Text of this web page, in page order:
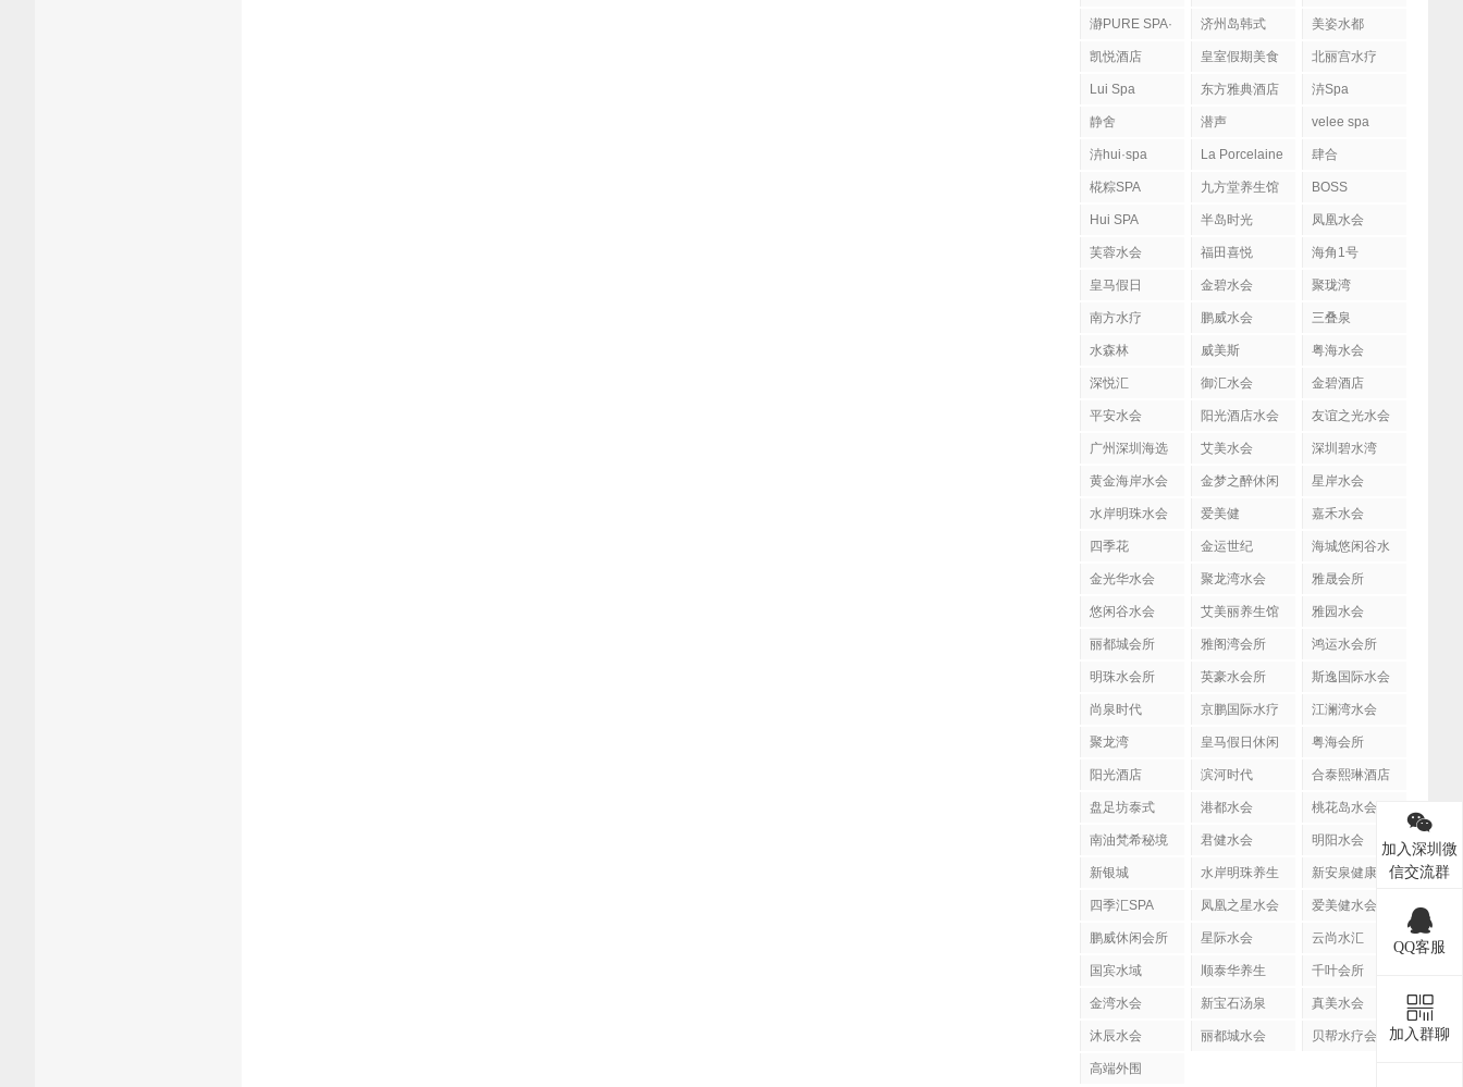
瀞PURE SPA·
济州岛韩式
美姿水都
凯悦酒店
皇室假期美食
北丽宫水疗
Lui Spa
东方雅典酒店
泋Spa
静舍 潜声 velee spa
泋hui·spa
La Porcelaine
肆合
椛粽SPA 九方堂养生馆
BOSS
式にほんSPA
肌肤管理社
Hui SPA 半岛时光 凤凰水会
芙蓉水会 福田喜悦 海角1号
皇马假日 金碧水会 聚珑湾
南方水疗 鹏威水会 三叠泉
水森林 威美斯 粤海水会
深悦汇 御汇水会 金碧酒店
平安水会 阳光酒店水会 友谊之光水会
广州深圳海选 艾美水会 深圳碧水湾
黄金海岸水会 金梦之醉休闲 星岸水会
水岸明珠水会 爱美健 嘉禾水会
四季花 金运世纪
海城悠闲谷水
金光华水会 聚龙湾水会 雅晟会所
悠闲谷水会 艾美丽养生馆 雅园水会
丽都城会所 雅阁湾会所 鸿运水会所
明珠水会所 英豪水会所 斯逸国际水会
尚泉时代 京鹏国际水疗 江澜湾水会
聚龙湾 皇马假日休闲 粤海会所
阳光酒店 滨河时代 合泰熙琳酒店
盘足坊泰式
港都水会 桃花岛水会
南油梵希秘境 君健水会 明阳水会
新银城
水岸明珠养生
新安泉健康会
四季汇SPA 凤凰之星水会 爱美健水会
鹏威休闲会所 星际水会 云尚水汇
国宾水域 顺泰华养生 千叶会所
金湾水会 新宝石汤泉 真美水会
沐辰水会 丽都城水会 贝帮水疗会
高端外围
加入深圳微
信交流群
QQ客服
加入群聊